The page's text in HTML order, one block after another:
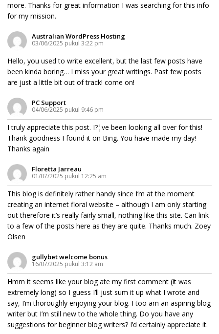
more. Thanks for great information I was searching for this info
for my mission.
Australian WordPress Hosting
03/06/2025 pukul 3:22 pm
Hello, you used to write excellent, but the last few posts have
been kinda boring… I miss your great writings. Past few posts
are just a little bit out of track! come on!
PC Support
04/06/2025 pukul 9:46 pm
I truly appreciate this post. I?¦ve been looking all over for this!
Thank goodness I found it on Bing. You have made my day!
Thanks again
Floretta Jarreau
01/07/2025 pukul 12:25 am
This blog is definitely rather handy since I’m at the moment
creating an internet floral website – although I am only starting
out therefore it’s really fairly small, nothing like this site. Can link
to a few of the posts here as they are quite. Thanks much. Zoey
Olsen
gullybet welcome bonus
16/07/2025 pukul 3:12 am
Hmm it seems like your blog ate my first comment (it was
extremely long) so I guess I’ll just sum it up what I wrote and
say, I’m thoroughly enjoying your blog. I too am an aspiring blog
writer but I’m still new to the whole thing. Do you have any
suggestions for beginner blog writers? I’d certainly appreciate it.